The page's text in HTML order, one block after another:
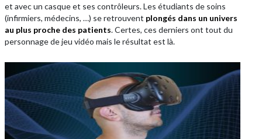
et avec un casque et ses contrôleurs. Les étudiants de soins
(infirmiers, médecins, …) se retrouvent plongés dans un univers
au plus proche des patients. Certes, ces derniers ont tout du
personnage de jeu vidéo mais le résultat est là.